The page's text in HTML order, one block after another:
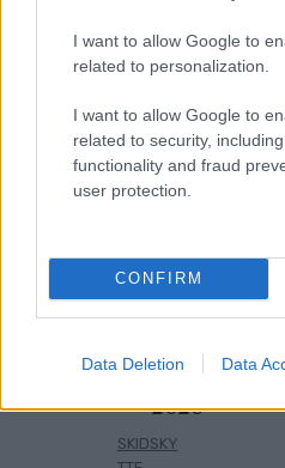
I want to allow Google to
related to personalization.
I want to allow Google to
related to security,
functionality and fraud
user protection.
CONFIRM
Data Deletion Data
Stäng
tio år:
”Åters
pegla
2 Progr
t för
längd
skido
r och
under
OS i
o/Cor
2026
SKIDSKY
3